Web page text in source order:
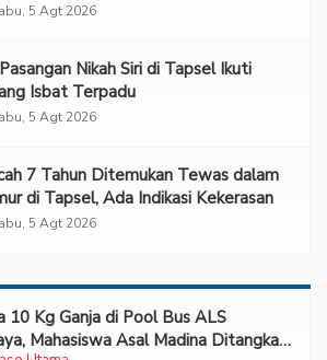
5 Agt 2026
Nikah Siri di Tapsel Ikuti
Isbat Terpadu
5 Agt 2026
7 Tahun Ditemukan Tewas dalam
di Tapsel, Ada Indikasi Kekerasan
5 Agt 2026
10 Kg Ganja di Pool Bus ALS
Mahasiswa Asal Madina Ditangkap